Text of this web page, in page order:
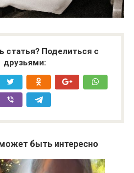
статья? Поделиться с
друзьями:
быть интересно